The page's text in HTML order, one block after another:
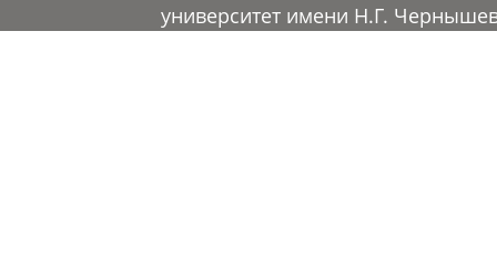
университет имени Н.Г.